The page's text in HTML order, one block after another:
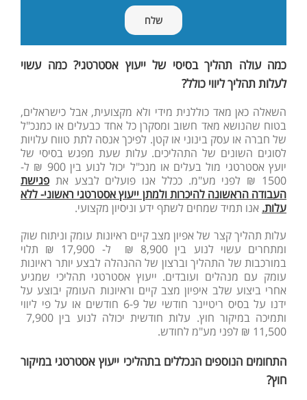
כמה עולה תהליך בסיסי של ייעוץ אסטרטגי? כמה עשוי
לעלות תהליך ליווי כולל?
השאלה כאן מאד כוללנית מידי ולא מקצועית, אבל כישראלים,
בטוח שהנושא מאד חשוב ומסקרן כל אחד כבעלים או כמנכ"ל
של חברה או עסק בינוני או קטן. לפיכך אנסה לתת טווח עלויות
לסוגים השונים של התהליכים. עלות שעת מפגש בסיסי של
יועץ אסטרטגי מול בעלים או מנכ"ל יכול לנוע בין 900 ₪ ל-
1500 ₪ לפני מע"מ. ככלל אנו פועלים לבצע את
פגישת
העבודה הראשונה להיכרות ולמתן ייעוץ אסטרטגי ראשוני- ללא
עלות. אנו תמיד שמחים לשתף ידע וניסיון מקצועי.
עלות תהליך קצר של אפיון מצב קיים ראיונות עומק וניתוח שוק
ומתחרים עשוי לנוע בין 8,900 ₪ ל- 17,900 ₪ תלוי
במורכבות של התהליך וברצון של ההנהלה לבצע יותר ראיונות
עומק עם מנהלים ועובדים. ייעוץ אסטרטגי תהליכי שמגיע
אחרי ביצוע שלב איפיון מצב קיים וראיונות העומק יבוצע על
ידנו על בסיס ריטיינר חודשי של 6-9 חודשים או על פי ליווי
ותמיכה במיקור חוץ. עלות חודשית יכולה לנוע בין 7,900
11,500 ₪ לפני מע"מ לחודש.
התחומים הנוספים הנכללים בתהליכי ייעוץ אסטרטגי במיקור
חוץ?